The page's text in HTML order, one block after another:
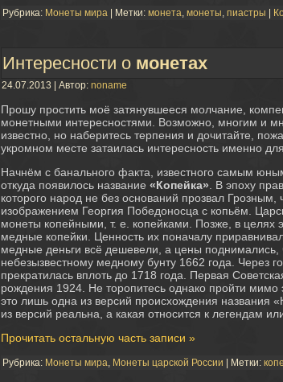
Рубрика: Монеты мира | Метки: монета, монеты, пиастры
Интересности о монетах
24.07.2013 | Автор: noname
Прошу простить моё затянувшееся молчание,
монетными интересностями. Возможно, многим и
известно, но наберитесь терпения и дочитайте,
укромном месте затаилась интересность именно
Начнём с банального факта, известного самым
откуда появилось название «Копейка» . В эпоху
которого народ не без оснований прозвал
изображением Георгия Победоносца с копьём.
монеты копейными, т. е. копейками. Позже, в целях
медные копейки. Ценность их поначалу
медные деньги всё дешевели, а цены поднимались,
небезызвестному медному бунту 1662 года. Через
прекратилась вплоть до 1718 года. Первая
рождения 1924. Не торопитесь однако пройти мимо
это лишь одна из версий происхождения названия
из версий реальна, а какая относится к легендам
Прочитать остальную часть записи »
Рубрика: Монеты мира, Монеты царской России | Метки: